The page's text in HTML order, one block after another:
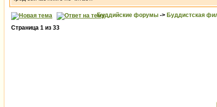
Буддийские форумы -> Буддистская
Страница 1 из 33